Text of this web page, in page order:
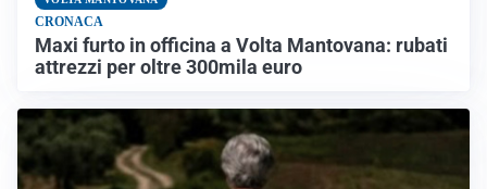
CRONACA
Maxi furto in officina a Volta Mantovana: rubati
attrezzi per oltre 300mila euro